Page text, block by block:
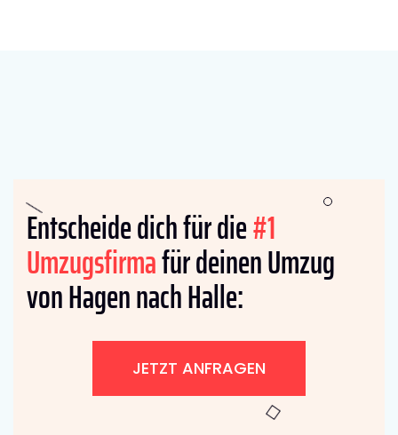
Entscheide dich für die#1
Umzugsfirmafür deinen Umzug
von Hagen nach Halle:
JETZT ANFRAGEN